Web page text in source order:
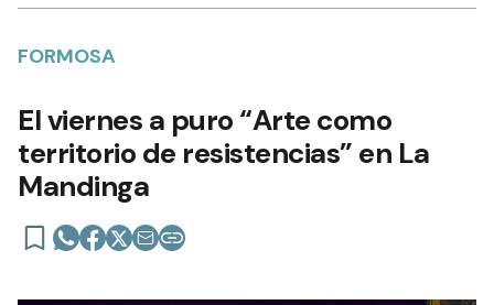
FORMOSA
El viernes a puro “Arte como
territorio de resistencias” en La
Mandinga